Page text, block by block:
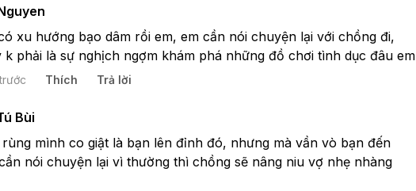
xu hướng bạo dâm rồi em, em cần nói chuyện lại với chồng đi,
k phải là sự nghịch ngợm khám phá những đồ chơi tình dục đâu em
Thích Trả lời
Bùi
rùng mình co giật là bạn lên đỉnh đó, nhưng mà vần vò bạn đến
nói chuyện lại vì thường thì chồng sẽ nâng niu vợ nhẹ nhàng